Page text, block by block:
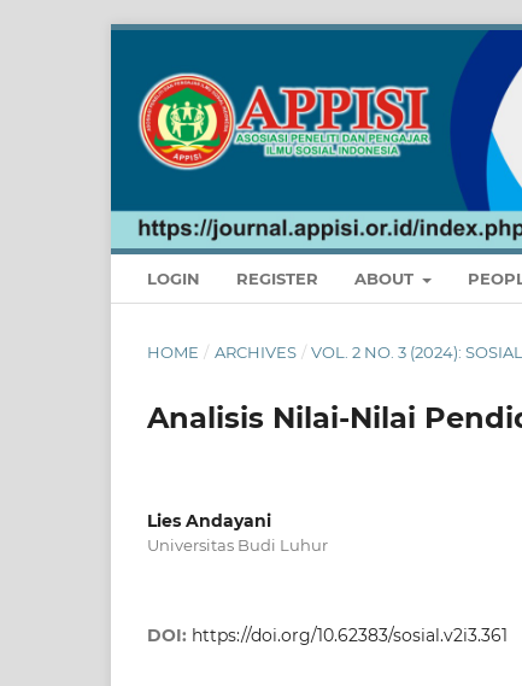
LOGIN REGISTER ABOUT
HOME / ARCHIVES / VOL. 2 NO. 3 (2024):
Analisis Nilai-Nilai
Lies Andayani
Universitas Budi Luhur
DOI: https://doi.org/10.62383/sosial.v2i3.361